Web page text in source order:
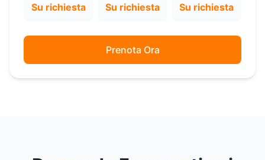
Su richiesta Su richiesta Su richiesta
Prenota Ora